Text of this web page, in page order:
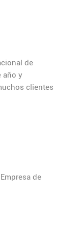
de
año y
clientes
de